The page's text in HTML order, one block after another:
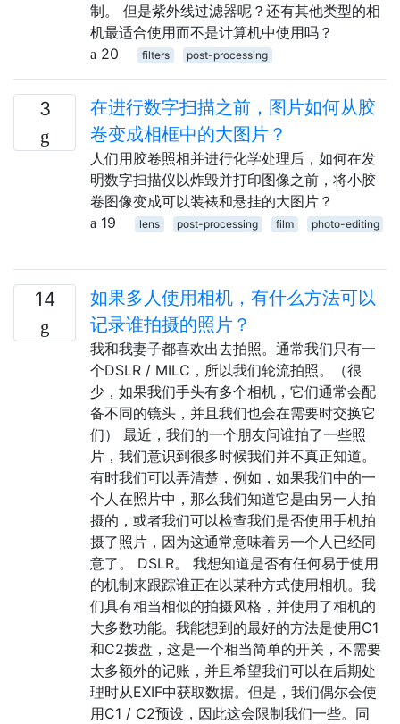
制。 但是紫外线过滤器呢？还有其他类型的相
机最适合使用而不是计算机中使用吗？
20
filters post-processing
3
在进行数字扫描之前，图片如何从胶
卷变成相框中的大图片？
人们用胶卷照相并进行化学处理后，如何在发
明数字扫描仪以炸毁并打印图像之前，将小胶
卷图像变成可以装裱和悬挂的大图片？
19
lens post-processing film photo-editing
14
如果多人使用相机，有什么方法可以
记录谁拍摄的照片？
我和我妻子都喜欢出去拍照。通常我们只有一
个DSLR / MILC，所以我们轮流拍照。（很
少，如果我们手头有多个相机，它们通常会配
备不同的镜头，并且我们也会在需要时交换它
们） 最近，我们的一个朋友问谁拍了一些照
片，我们意识到很多时候我们并不真正知道。
有时我们可以弄清楚，例如，如果我们中的一
个人在照片中，那么我们知道它是由另一人拍
摄的，或者我们可以检查我们是否使用手机拍
摄了照片，因为这通常意味着另一个人已经同
意了。 DSLR。 我想知道是否有任何易于使用
的机制来跟踪谁正在以某种方式使用相机。我
们具有相当相似的拍摄风格，并使用了相机的
大多数功能。我能想到的最好的方法是使用C1
和C2拨盘，这是一个相当简单的开关，不需要
太多额外的记账，并且希望我们可以在后期处
理时从EXIF中获取数据。但是，我们偶尔会使
用C1 / C2预设，因此这会限制我们一些。同